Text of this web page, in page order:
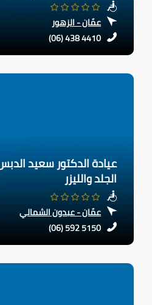
عمّان - الزهور
(06) 438 4410
عيادة الدكتور سعيد
الجلد والليزر
عمّان - عبدون الشمالي
(06) 592 5150